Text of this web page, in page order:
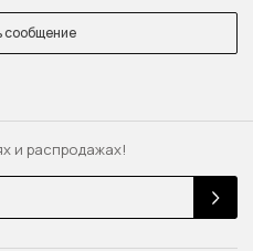
и распродажах!